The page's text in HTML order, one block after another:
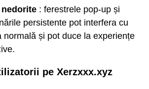
nedorite : ferestrele pop-up și
persistente pot interfera cu
normală și pot duce la experiențe
pe Xerzxxx.xyz